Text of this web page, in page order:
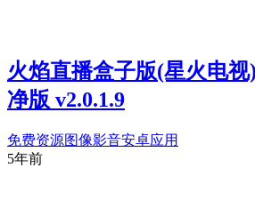
火焰直播盒子版(星火电
净版 v2.0.1.9
免费资源图像影音安卓应用
5年前